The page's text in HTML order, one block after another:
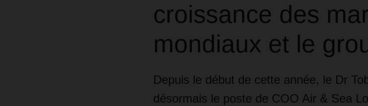
croissance des
mondiaux et le
Depuis le début de cette année, le Dr
désormais le poste de COO Air & Sea